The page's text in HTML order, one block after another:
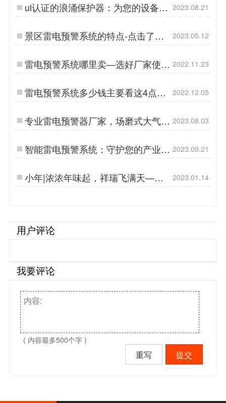
ul认证的浪涌保护器：为您的设备提
供全方位保护-易造防雷…
2023.08.21
景区雷电预警系统的特点-点击了解
详情-易造防雷…
2023.05.12
雷电预警系统哪里卖—选好厂家使用
省心【易造防雷】…
2022.11.23
雷电预警系统多少钱主要看这4点！
【易造防雷】…
2022.12.05
专业雷电预警器厂家，场磨式大气电
场仪更可靠！易造防雷…
2023.08.03
智能雷电预警系统：守护您的产业和
生命安全-易造防雷…
2023.09.21
小年|浓浓年味起，祥瑞飞满天——
【杭州易造】…
2023.01.14
用户评论
我要评论
( 内容最多500个字 )
重写 提交